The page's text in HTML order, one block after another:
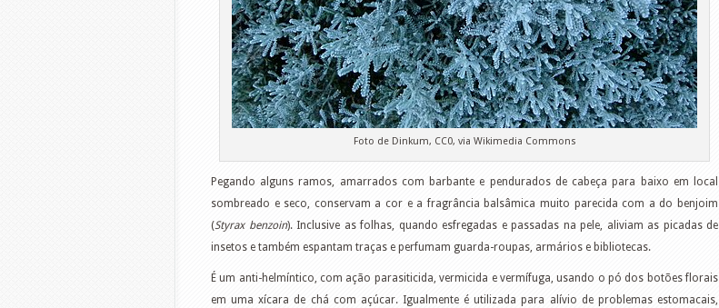
Foto de Dinkum, CC0, via Wikimedia Commons
Pegando alguns ramos, amarrados com barbante e pendurados de cabeça para baixo em local
sombreado e seco, conservam a cor e a fragrância balsâmica muito parecida com a do benjoim
(Styrax benzoin). Inclusive as folhas, quando esfregadas e passadas na pele, aliviam as picadas de
insetos e também espantam traças e perfumam guarda-roupas, armários e bibliotecas.
É um anti-helmíntico, com ação parasiticida, vermicida e vermífuga, usando o pó dos botões florais
em uma xícara de chá com açúcar. Igualmente é utilizada para alívio de problemas estomacais,